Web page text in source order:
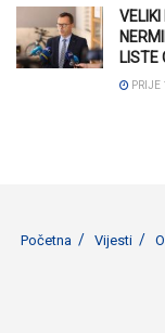
LISTE
PRIJE
Početna Vijesti